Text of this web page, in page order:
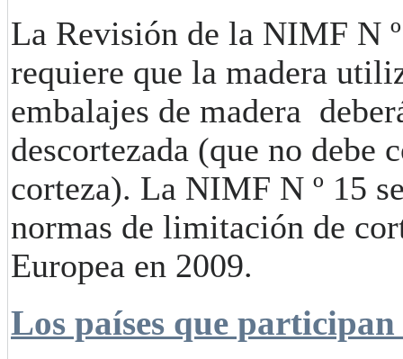
La Revisión de la NIMF N
requiere que la madera
embalajes de madera
descortezada (que no debe
corteza). La NIMF N º 15
normas de limitación de
Europea en 2009.
Los países que